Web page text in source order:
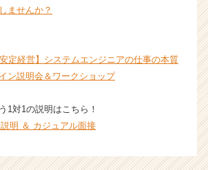
ませんか？
安定経営】システムエンジニアの仕事の本質
ン説明会＆ワークショップ
1対1の説明はこちら！
説明 ＆ カジュアル面接